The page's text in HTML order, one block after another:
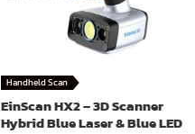
Handheld Scan
EinScan HX2 – 3D Scanner
Hybrid Blue Laser & Blue LED